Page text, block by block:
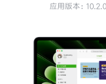
应用版本：